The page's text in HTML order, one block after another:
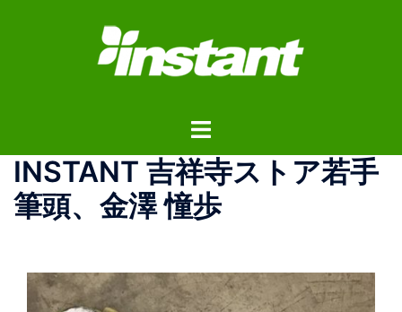
ス
ト
ル
メ
ニ
INSTANT 吉祥寺ストア若手
筆頭、金澤 憧歩